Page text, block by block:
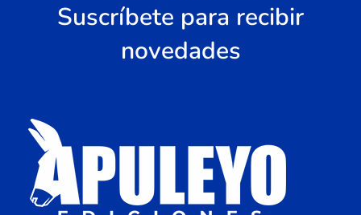
Suscríbete para recibir
novedades